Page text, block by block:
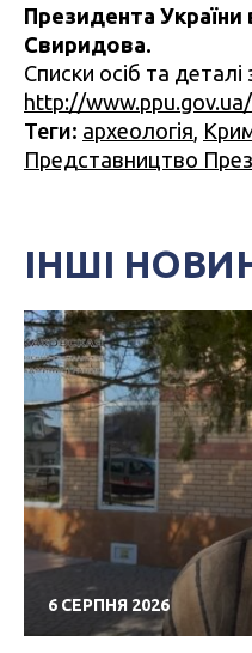
Президента
Свиридова.
Списки осіб та
http://
Теги: археологія
Представництво
ІНШІ
6 СЕРПНЯ 2026